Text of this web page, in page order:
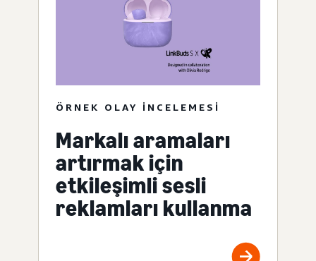
ÖRNEK OLAY INCELEMESI
Markalı aramaları
artırmak için
etkileşimli sesli
reklamları kullanma